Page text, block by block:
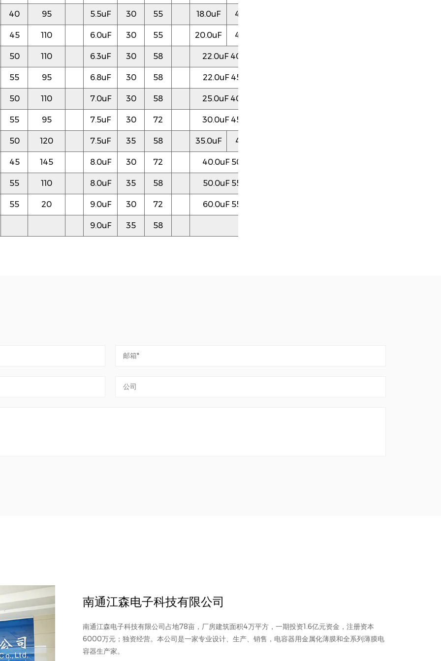
40 95 5.5uF 30 55 18.0uF 40
45 110 6.0uF 30 55 20.0uF 40
50 110 6.3uF 30 58 22.0uF 40
55 95 6.8uF 30 58 22.0uF 45
50 110 7.0uF 30 58 25.0uF 40
55 95 7.5uF 30 72 30.0uF 45
50 120 7.5uF 35 58 35.0uF 45
45 145 8.0uF 30 72 40.0uF 50
55 110 8.0uF 35 58 50.0uF 55
55 20 9.0uF 30 72 60.0uF 55
9.0uF 35 58
南通江森电子科技有限公司
南通江森电子科技有限公司占地78亩，厂房建筑面积4万平方，一期投资1.6亿元资金，注册资本
6000万元；独资经营。本公司是一家专业设计、生产、销售，电容器用金属化薄膜和全系列薄膜电
容器生产家。